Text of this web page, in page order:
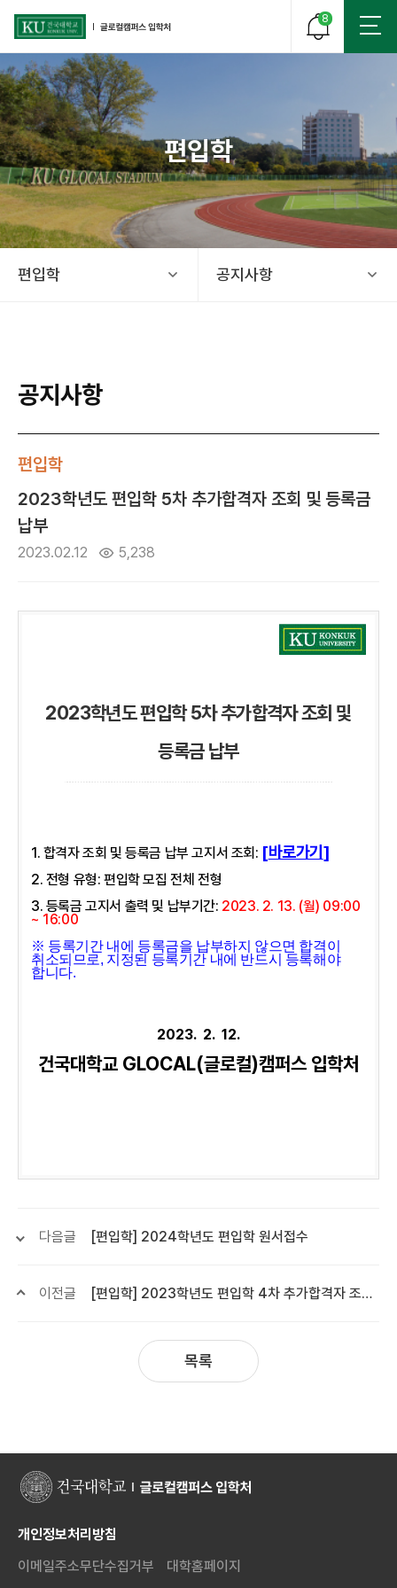
건국대학교 글로컬 캠퍼스 입학처
8
편입학
편입학 공지사항
공지사항
편입학
2023학년도 편입학 5차 추가합격자 조회 및 등록금
납부
2023.02.12 5,238
2023학년도 편입학 5차 추가합격자 조회 및
등록금 납부
1. 합격자 조회 및 등록금 납부 고지서 조회 : [바로가기 ]
2. 전형 유형: 편입학 모집 전체 전형
3. 등록금 고지서 출력 및 납부기간: 2023. 2. 13. (월) 09:00
~ 16:00
※ 등록기간 내에 등록금을 납부하지 않으면 합격이
취소되므로, 지정된 등록기간 내에 반드시 등록해야
합니다.
2023. 2. 12.
건국대학교 GLOCAL(글로컬)캠퍼스 입학처
다음글 [편입학] 2024학년도 편입학 원서접수
이전글 [편입학] 2023학년도 편입학 4차 추가합격자 조회 및 등록금 납부
목록
개인정보처리방침
이메일주소무단수집거부
대학홈페이지